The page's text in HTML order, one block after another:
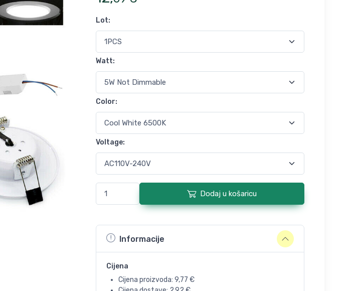
Lot:
Watt:
Color:
Voltage:
Dodaj u košaricu
Informacije
Cijena
Cijena proizvoda: 9,77 €